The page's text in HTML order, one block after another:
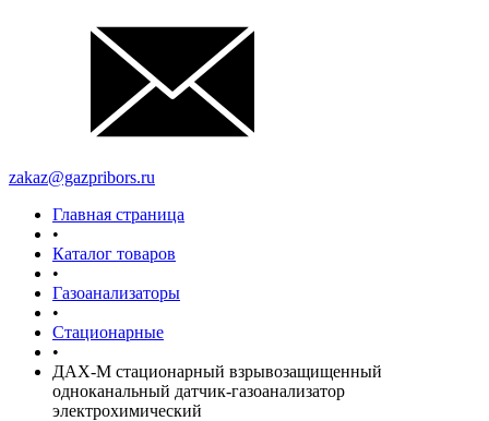
zakaz@gazpribors.ru
Главная страница
•
Каталог товаров
•
Газоанализаторы
•
Стационарные
•
ДАХ-М стационарный взрывозащищенный
одноканальный датчик-газоанализатор
электрохимический